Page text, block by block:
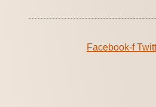
Facebook-f